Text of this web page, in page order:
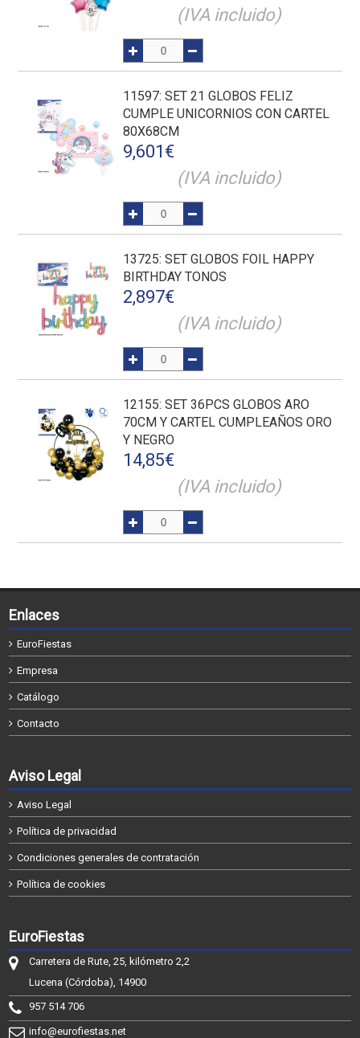
(IVA incluido)
11597: SET 21 GLOBOS FELIZ
CUMPLE UNICORNIOS CON CARTEL
80X68CM
9,601 €
(IVA incluido)
13725: SET GLOBOS FOIL HAPPY
BIRTHDAY TONOS
2,897€
(IVA incluido)
12155: SET 36PCS GLOBOS ARO
70CM Y CARTEL CUMPLEAÑOS ORO
Y NEGRO
14,85€
(IVA incluido)
Enlaces
EuroFiestas
Empresa
Catálogo
Contacto
Aviso Legal
Aviso Legal
Política de privacidad
Condiciones generales de contratación
Política de cookies
EuroFiestas
Carretera de Rute, 25, kilómetro 2,2
Lucena (Córdoba), 14900
957 514 706
info@eurofiestas.net